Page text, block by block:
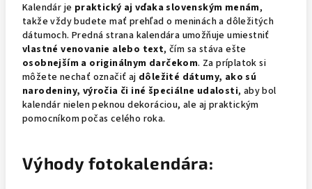
Kalendár je praktický aj vďaka slovenským menám,
takže vždy budete mať prehľad o meninách a dôležitých
dátumoch. Predná strana kalendára umožňuje umiestniť
vlastné venovanie alebo text, čím sa stáva ešte
osobnejším a originálnym darčekom. Za príplatok si
môžete nechať označiť aj dôležité dátumy, ako sú
narodeniny, výročia či iné špeciálne udalosti, aby bol
kalendár nielen peknou dekoráciou, ale aj praktickým
pomocníkom počas celého roka.
Výhody fotokalendára: